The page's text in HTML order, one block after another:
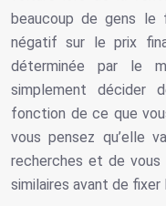
beaucoup de gens
négatif sur le prix
déterminée par le
simplement décider
fonction de ce que
vous pensez qu’elle
recherches et de vous
similaires avant de fixer